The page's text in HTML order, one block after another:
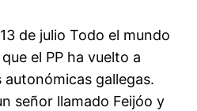
de julio Todo el mundo
el PP ha vuelto a
autonómicas gallegas.
señor llamado Feijóo y